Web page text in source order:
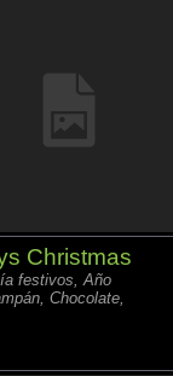
Christmas
festivos, Año
Chocolate,